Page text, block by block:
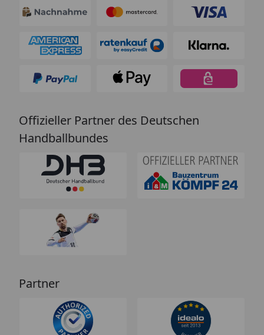
Offizieller Partner des Deutschen
Handballbundes
Partner